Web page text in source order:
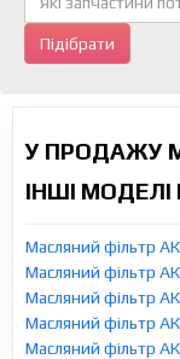
Підібрати
У ПРОДАЖУ
ІНШІ МОДЕЛІ
Масляний фільтр
Масляний фільтр
Масляний фільтр
Масляний фільтр
Масляний фільтр